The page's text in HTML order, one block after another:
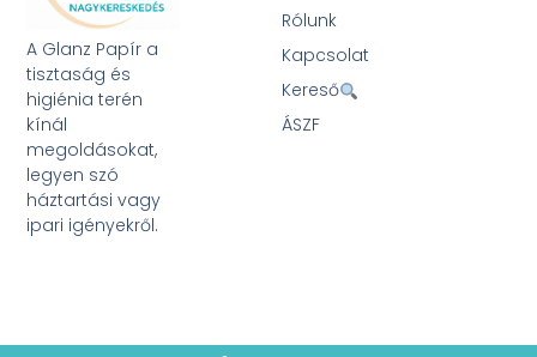
A Glanz Papír a
tisztaság és
higiénia terén
kínál
megoldásokat,
legyen szó
háztartási vagy
ipari igényekről.
Rólunk
Kapcsolat
Kereső
ÁSZF